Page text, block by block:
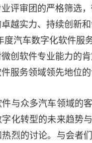
评审团的严格筛选
越实力、持续创新和
汽车数字化软件服务
创软件专业能力的
服务领域领先地位的
与众多汽车领域的
化转型的未来趋势
烈的讨论。与会者